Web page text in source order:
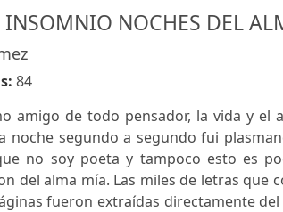
INSOMNIO NOCHES DEL
84
amigo de todo pensador, la vida y el
noche segundo a segundo fui
no soy poeta y tampoco esto es
del alma mía. Las miles de letras que
fueron extraídas directamente